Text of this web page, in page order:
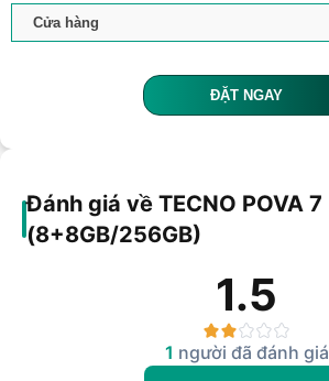
ĐẶT NGAY
Đánh giá về TECNO POVA 7
(8+8GB/256GB)
1.5
1 người đã đánh giá